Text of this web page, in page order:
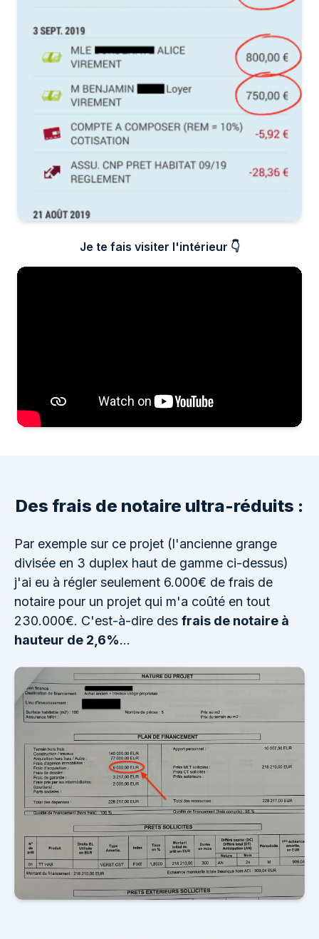
Je te fais visiter l'intérieur 👇
Des frais de notaire ultra-réduits :
Par exemple sur ce projet (l'ancienne grange
divisée en 3 duplex haut de gamme ci-dessus)
j'ai eu à régler seulement 6.000€ de frais de
notaire pour un projet qui m'a coûté en tout
230.000€. C'est-à-dire des frais de notaire à
hauteur de 2,6%…